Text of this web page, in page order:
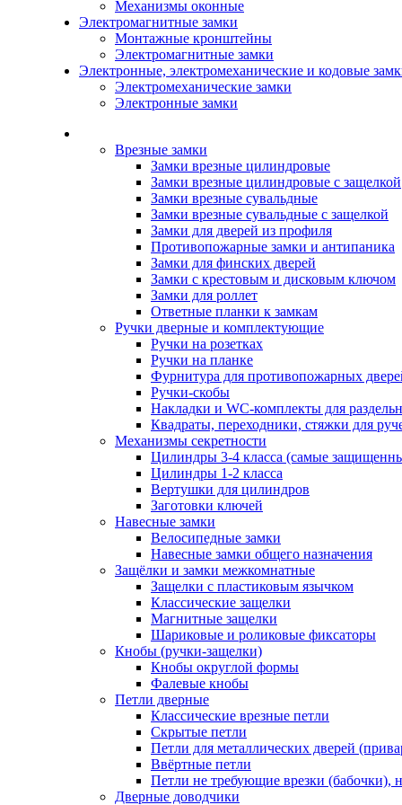
Механизмы оконные
Электромагнитные замки
Монтажные кронштейны
Электромагнитные замки
Электронные, электромеханические и кодовые
Электромеханические замки
Электронные замки
Врезные замки
Замки врезные цилиндровые
Замки врезные цилиндровые с защелкой
Замки врезные сувальдные
Замки врезные сувальдные с защелкой
Замки для дверей из профиля
Противопожарные замки и антипаника
Замки для финских дверей
Замки с крестовым и дисковым ключом
Замки для роллет
Ответные планки к замкам
Ручки дверные и комплектующие
Ручки на розетках
Ручки на планке
Фурнитура для противопожарных
Ручки-скобы
Накладки и WC-комплекты для
Квадраты, переходники, стяжки для
Механизмы секретности
Цилиндры 3-4 класса (самые
Цилиндры 1-2 класса
Вертушки для цилиндров
Заготовки ключей
Навесные замки
Велосипедные замки
Навесные замки общего назначения
Защёлки и замки межкомнатные
Защелки с пластиковым язычком
Классические защелки
Магнитные защелки
Шариковые и роликовые фиксаторы
Кнобы (ручки-защелки)
Кнобы округлой формы
Фалевые кнобы
Петли дверные
Классические врезные петли
Скрытые петли
Петли для металлических дверей
Ввёртные петли
Петли не требующие врезки (бабочки),
Дверные доводчики